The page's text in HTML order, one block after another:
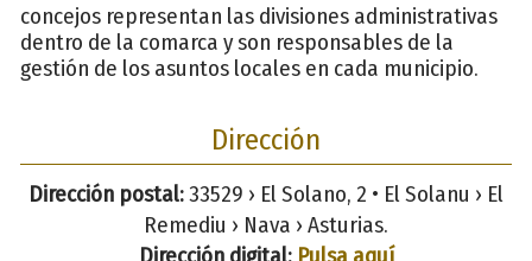
concejos representan las divisiones administrativas
dentro de la comarca y son responsables de la
gestión de los asuntos locales en cada municipio.
Dirección
Dirección postal:33529 › El Solano, 2 • El Solanu › El
Remediu › Nava › Asturias.
Dirección digital: Pulsa aquí